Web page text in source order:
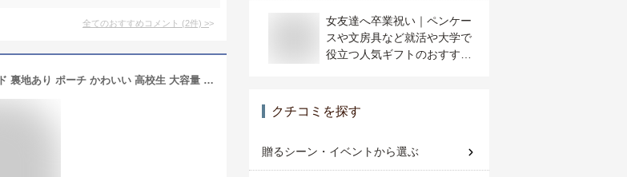
全てのおすすめコメント (2件) >
pppstudio pencil case ペンケース 筆箱 韓国 韓国ブランド 裏地あり ポーチ かわいい 高校生 大容量 レディース 丈夫 しっかり ファブリック コットン 布 おしゃれ 日本 販売 ギフト プレゼント
女友達へ卒業祝い｜ペンケー
スや文房具など就活や大学で
役立つ人気ギフトのおすすめ
クチコミを探す
贈るシーン・イベントから選ぶ